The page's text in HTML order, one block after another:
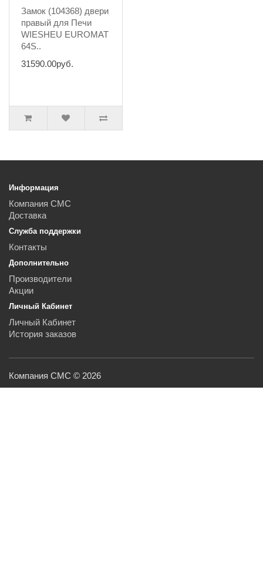
Замок (104368) двери
правый для Печи
WIESHEU EUROMAT
64S..
31590.00руб.
Информация
Компания СМС
Доставка
Служба поддержки
Контакты
Дополнительно
Производители
Акции
Личный Кабинет
Личный Кабинет
История заказов
Компания СМС © 2026